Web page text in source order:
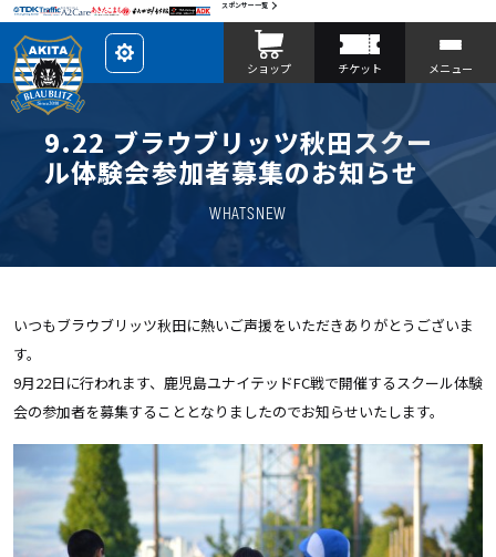
スポンサー一覧
レ
イ
ア
を
カ
ス
タ
マ
ショップ チケット メニュー
9.22 ブラウブリッツ秋田スクー
ル体験会参加者募集のお知らせ
WHATSNEW
いつもブラウブリッツ秋田に熱いご声援をいただきありがとうございま
す。
9月22日に行われます、鹿児島ユナイテッドFC戦で開催するスクール体験
会の参加者を募集することとなりましたのでお知らせいたします。